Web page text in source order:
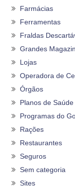
Farmácias
Ferramentas
Fraldas
Grandes
Lojas
Operadora de
Órgãos
Planos de Saúde
Programas do
Rações
Restaurantes
Seguros
Sem categoria
Sites